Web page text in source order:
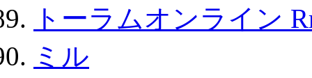
トーラムオンライン
ミル